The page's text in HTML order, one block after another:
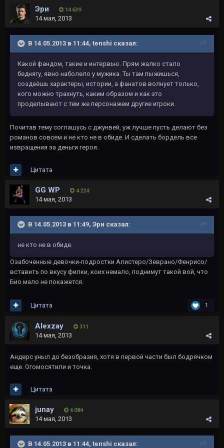
Эри 14 639
14 мая, 2013
В 14.05.2013 в 11:44, tеnshi сказал:
Какой фандом, такие и интервью. Прям жалко стало
беднягу, явно наболело у мужика. Ты там пыжишься,
создаёшь характеры, истории, а фанатов волнует только,
кого можно трахнуть, каким образом и как это
проделывают с тем же персонажем другие игроки.
Почитав тему соглашусь с джунвей, уж лучше пусть делают без
романов совсем и не кто не в обиде. И сделать бордель все
извращения за деньги героя.
Цитата
GG WP 4 224
14 мая, 2013
В 14.05.2013 в 11:49, Эри сказал:
не кто не в обиде.
Озабоченные девочки-подростки Алистеро/Зеврано/Фенрисо/
вставить по вкусу филки, коих немало, поднимут такой вой, что
Био мало не покажется.
1
Цитата
Alexzay 311
14 мая, 2013
Андерс уныл до безобразия, хотя в первой части был бодрячком
еще. Огомосятили и точка.
Цитата
junay 6 084
14 мая, 2013
В 14.05.2013 в 11:44, tеnshi сказал: